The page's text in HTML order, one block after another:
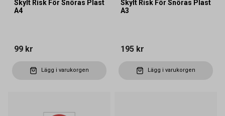
Skylt Risk För Snöras Plast
A4
99 kr
Lägg i varukorgen
Skylt Risk För Snöras Plast
A3
195 kr
Lägg i varukorgen